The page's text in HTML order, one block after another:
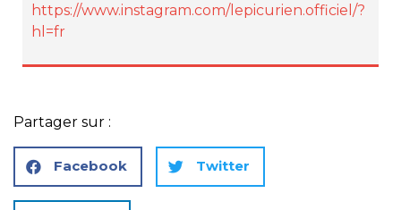
https://www.instagram.com/lepicurien.officiel/?
hl=fr
Partager sur :
Facebook Twitter